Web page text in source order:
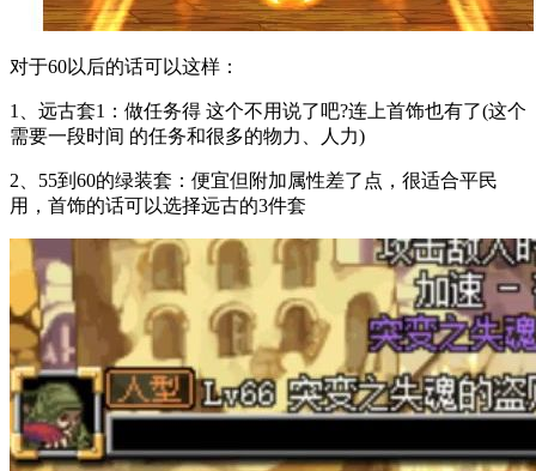
对于60以后的话可以这样：
1、远古套1：做任务得 这个不用说了吧?连上首饰也有了(这个
需要一段时间 的任务和很多的物力、人力)
2、55到60的绿装套：便宜但附加属性差了点，很适合平民
用，首饰的话可以选择远古的3件套